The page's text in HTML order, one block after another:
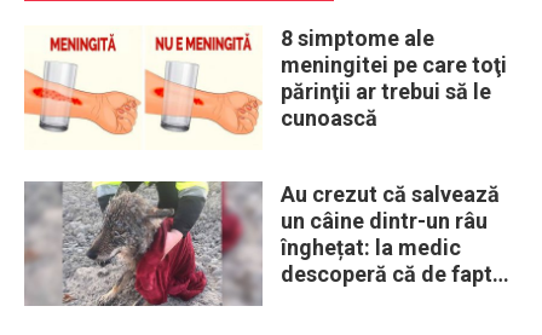
8 simptome ale
meningitei pe care toţi
părinţii ar trebui să le
cunoască
Au crezut că salvează
un câine dintr-un râu
înghețat: la medic
descoperă că de fapt